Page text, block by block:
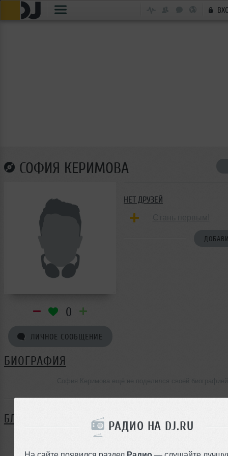
РАДИО НА DJ.RU
На сайте появился раздел Радио — слушайте
СОФИЯ КЕРИМОВА
0
ЛИЧНОЕ СООБЩЕНИЕ
НЕТ ДРУЗЕЙ
БИОГРАФИЯ
БЛОГ